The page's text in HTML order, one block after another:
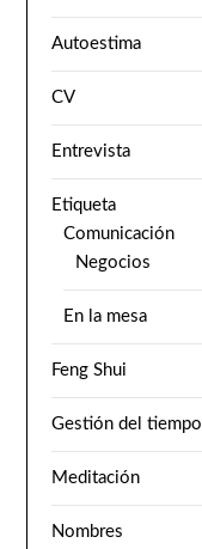
Autoestima
CV
Entrevista
Etiqueta
Comunicación
Negocios
En la mesa
Feng Shui
Gestión del tiempo
Meditación
Nombres